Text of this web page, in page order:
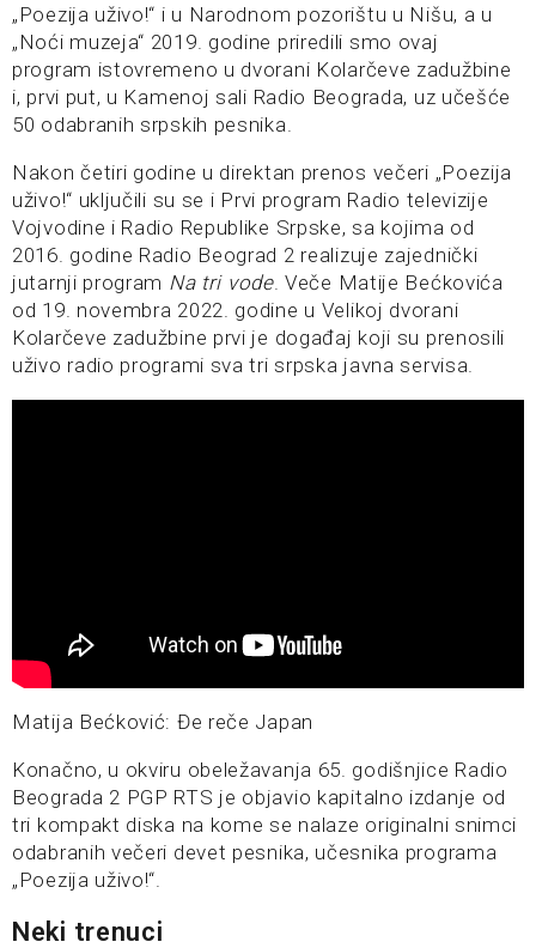
„Poezija uživo!“ i u Narodnom pozorištu u Nišu, a u
„Noći muzeja“ 2019. godine priredili smo ovaj
program istovremeno u dvorani Kolarčeve zadužbine
i, prvi put, u Kamenoj sali Radio Beograda, uz učešće
50 odabranih srpskih pesnika.
Nakon četiri godine u direktan prenos večeri „Poezija
uživo!“ uključili su se i Prvi program Radio televizije
Vojvodine i Radio Republike Srpske, sa kojima od
2016. godine Radio Beograd 2 realizuje zajednički
jutarnji program Na tri vode. Veče Matije Bećkovića
od 19. novembra 2022. godine u Velikoj dvorani
Kolarčeve zadužbine prvi je događaj koji su prenosili
uživo radio programi sva tri srpska javna servisa.
Matija Bećković: Đe reče Japan
Konačno, u okviru obeležavanja 65. godišnjice Radio
Beograda 2 PGP RTS je objavio kapitalno izdanje od
tri kompakt diska na kome se nalaze originalni snimci
odabranih večeri devet pesnika, učesnika programa
„Poezija uživo!“.
Neki trenuci